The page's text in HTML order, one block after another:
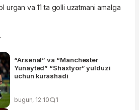
urgan va 11 ta golli uzatmani amalga
“Arsenal” va “Manchester
Yunayted” “Shaxtyor” yulduzi
uchun kurashadi
bugun, 12:10 1